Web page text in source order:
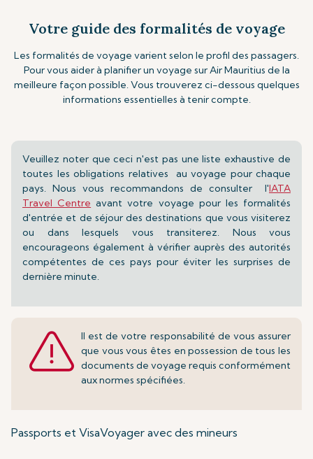
Votre guide des formalités de voyage
Les formalités de voyage varient selon le profil des passagers.
Pour vous aider à planifier un voyage sur Air Mauritius de la
meilleure façon possible. Vous trouverez ci-dessous quelques
informations essentielles à tenir compte.
Veuillez noter que ceci n'est pas une liste exhaustive de
toutes les obligations relatives au voyage pour chaque
pays. Nous vous recommandons de consulter l'IATA
Travel Centre avant votre voyage pour les formalités
d'entrée et de séjour des destinations que vous visiterez
ou dans lesquels vous transiterez. Nous vous
encourageons également à vérifier auprès des autorités
compétentes de ces pays pour éviter les surprises de
dernière minute.
Il est de votre responsabilité de vous assurer
que vous vous êtes en possession de tous les
documents de voyage requis conformément
aux normes spécifiées.
Passports et VisaVoyager avec des mineurs